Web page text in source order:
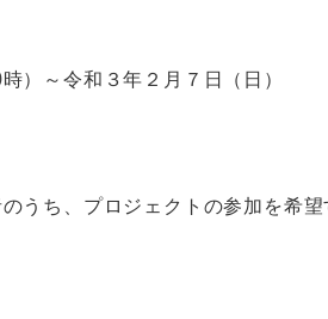
）～令和３年２月７日（日）
うち、プロジェクトの参加を希